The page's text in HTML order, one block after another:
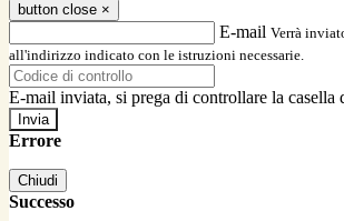
button close ×
E-mail Verrà
all'indirizzo indicato con le istruzioni necessarie.
E-mail inviata, si prega di controllare la casella
Errore
Chiudi
Successo